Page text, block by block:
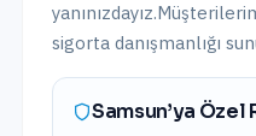
yanınızdayız.
sigorta danışmanlığı
Samsun’ya Özel